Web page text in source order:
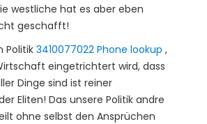
westliche hat es aber eben
geschafft!
Politik 3410077022 Phone lookup ,
eingetrichtert wird, dass
Dinge sind ist reiner
Eliten! Das unsere Politik andre
ohne selbst den Ansprüchen